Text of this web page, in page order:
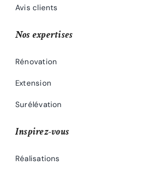
Avis clients
Nos expertises
Rénovation
Extension
Surélévation
Inspirez-vous
Réalisations